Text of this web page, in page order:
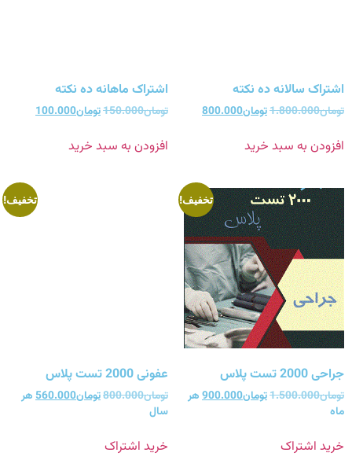
اشتراک سالانه ده نکته
تومان1.800.000تومان800.000
افزودن به سبد خرید
اشتراک ماهانه ده نکته
تومان150.000تومان100.000
افزودن به سبد خرید
تخفیف!
جراحی 2000 تست پلاس
تومان1.500.000تومان900.000هر
ماه
خرید اشتراک
تخفیف!
عفونی 2000 تست پلاس
تومان800.000تومان560.000هر
سال
خرید اشتراک